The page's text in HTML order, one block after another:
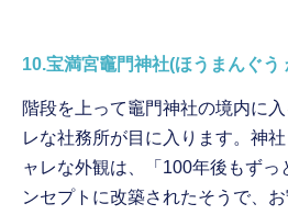
10.宝満宮竈門神社(ほうまんぐう
階段を上って竈門神社の境内に
レな社務所が目に入ります。神
ャレな外観は、「100年後もずっ
ンセプトに改築されたそうで、